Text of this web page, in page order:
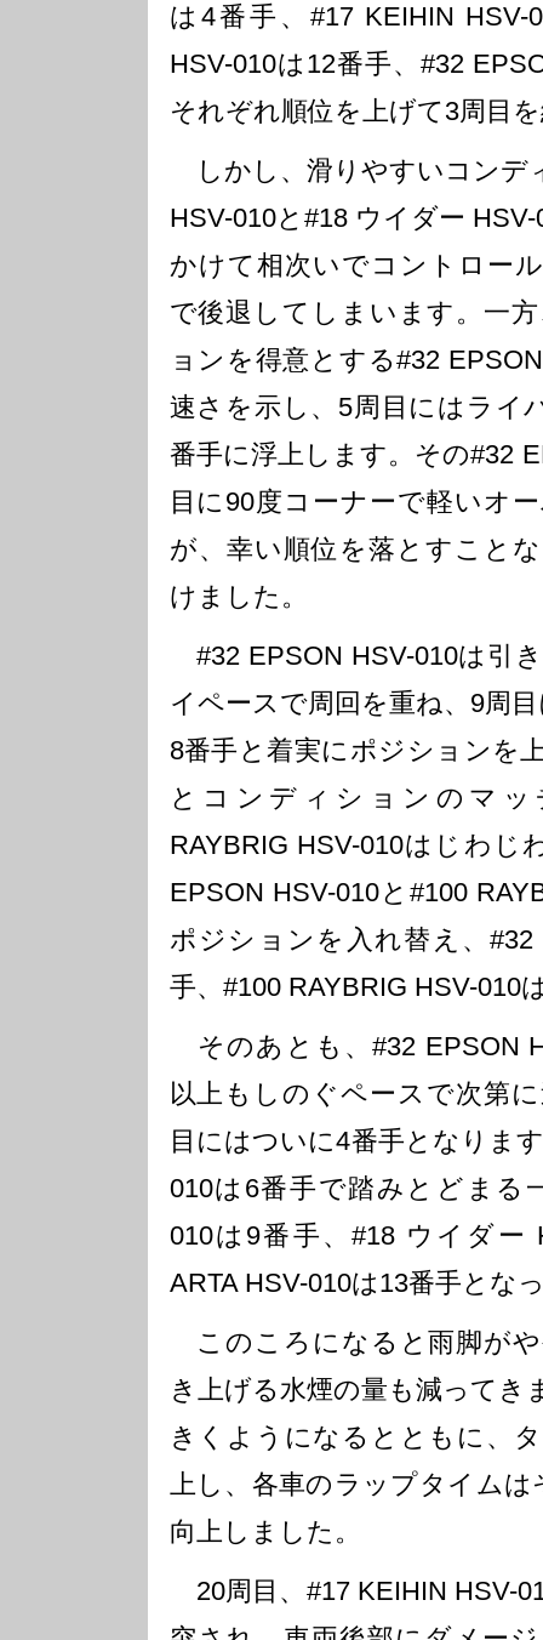
は4番手、#17 KEIHIN HSV-
HSV-010は12番手、#32
それぞれ順位を上げて3周目
しかし、滑りやすいコンデ
HSV-010と#18 ウイダー
かけて相次いでコントロー
で後退してしまいます。一
ョンを得意とする#32
速さを示し、5周目にはライ
番手に浮上します。その#32
目に90度コーナーで軽いオ
が、幸い順位を落とすこと
けました。
#32 EPSON HSV-010は引
イペースで周回を重ね、9周
8番手と着実にポジションを
とコンディションのマッ
RAYBRIG HSV-010はじわじ
EPSON HSV-010と#100
ポジションを入れ替え、#32
手、#100 RAYBRIG HSV-010
そのあとも、#32 EPSON
以上もしのぐペースで次第
目にはついに4番手となりま
010は6番手で踏みとどまる
010は9番手、#18 ウイダー
ARTA HSV-010は13番手とな
このころになると雨脚が
き上げる水煙の量も減ってき
きくようになるとともに、
上し、各車のラップタイム
向上しました。
20周目、#17 KEIHIN HSV-